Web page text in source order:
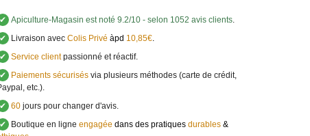
✔ Apiculture-Magasin est noté 9.2/10 - selon 1052 avis clients.
✔ Livraison avecColis Privé àpd 10,85€.
✔ Service clientpassionné et réactif.
✔ Paiements sécurisésvia plusieurs méthodes (carte de crédit,
etc.).
✔ 60jours pour changer d'avis.
✔ Boutique en ligne engagée dans des pratiques durables&